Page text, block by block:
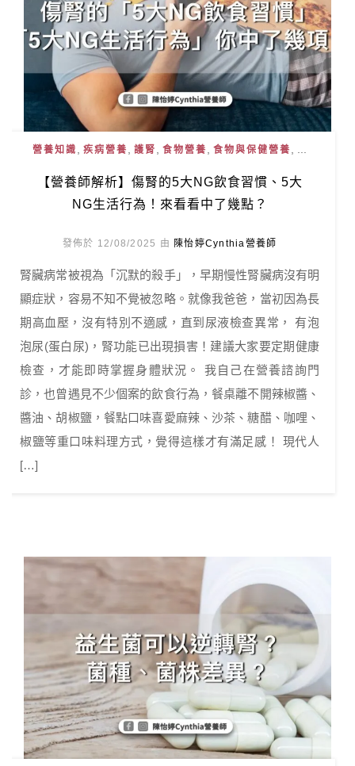
營養知識 疾病營養 護腎 食物營養 食物與保健營養
【營養師解析】傷腎的5大NG飲食習慣、5大
NG生活行為！來看看中了幾點？
發佈於 12/08/2025 由 陳怡婷Cynthia營養師
腎臟病常被視為「沉默的殺手」，早期慢性腎臟病沒有明
顯症狀，容易不知不覺被忽略。就像我爸爸，當初因為長
期高血壓，沒有特別不適感，直到尿液檢查異常， 有泡
泡尿(蛋白尿)，腎功能已出現損害！建議大家要定期健康
檢查，才能即時掌握身體狀況。 我自己在營養諮詢門
診，也曾遇見不少個案的飲食行為，餐桌離不開辣椒醬、
醬油、胡椒鹽，餐點口味喜愛麻辣、沙茶、糖醋、咖哩、
椒鹽等重口味料理方式，覺得這樣才有滿足感！ 現代人
[…]